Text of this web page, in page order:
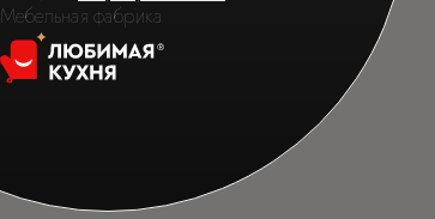
Мебельная фабрика